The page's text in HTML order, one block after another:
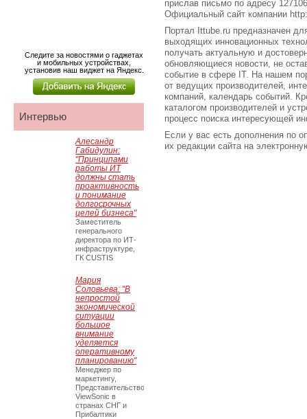
прислав письмо по адресу
Официальный сайт компании
Портал Ittube.ru предназначен
выходящих инновационных
получать актуальную и
обновляющиеся новости, не
событие в сфере IT. На нашем
от ведущих производителей,
компаний, календарь событий.
каталогом производителей и
процесс поиска интересующей
Если у вас есть дополнения по
их редакции сайта на
Следите за новостями о гаджетах
и мобильных устройствах,
установив наш виджет на Яндекс.
Интервью
Алесандр
Габидулин:
"Принципами
работы ИТ
должны стать
проактивность
и понимание
долгосрочных
целей бизнеса"
Заместитель
генерального
директора по ИТ-
инфраструктуре,
ГК CUSTIS
Мария
Соловьева: "В
непростой
экономической
ситуации
большое
внимание
уделяется
оперативному
планированию"
Менеджер по
маркетингу,
Представительство
ViewSonic в
странах СНГ и
Прибалтики